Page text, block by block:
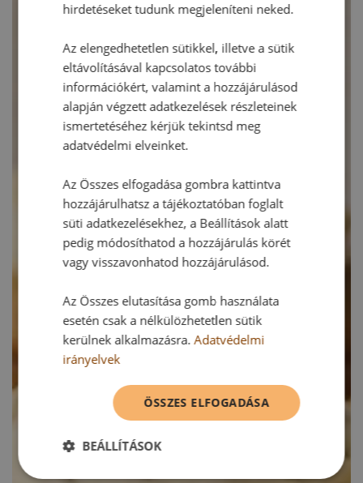
hirdetéseket tudunk megjeleníteni neked.
Az elengedhetetlen sütikkel, illetve a sütik
eltávolításával kapcsolatos további
információkért, valamint a hozzájárulásod
alapján végzett adatkezelések részleteinek
ismertetéséhez kérjük tekintsd meg
adatvédelmi elveinket.
Az Összes elfogadása gombra kattintva
hozzájárulhatsz a tájékoztatóban foglalt
süti adatkezelésekhez, a Beállítások alatt
pedig módosíthatod a hozzájárulás körét
vagy visszavonhatod hozzájárulásod.
Az Összes elutasítása gomb használata
esetén csak a nélkülözhetetlen sütik
kerülnek alkalmazásra.Adatvédelmi
irányelvek
ÖSSZES ELFOGADÁSA
BEÁLLÍTÁSOK